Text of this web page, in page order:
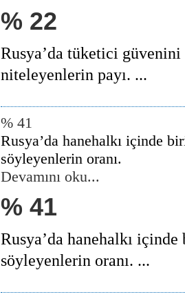
% 22
Rusya’da tüketici
niteleyenlerin payı. ...
% 41
Rusya’da hanehalkı içinde
söyleyenlerin oranı.
Devamını oku...
% 41
Rusya’da hanehalkı
söyleyenlerin oranı. ...